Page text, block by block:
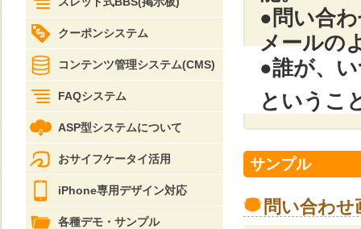
クーポンシステム
コンテンツ管理システム(CMS)
FAQシステム
ASP型システムについて
おサイフケータイ活用
iPhone専用デザイン対応
各種デモ・サンプル
●問い合
メールの
●誰が、
というこ
サンプル
問い合わせ